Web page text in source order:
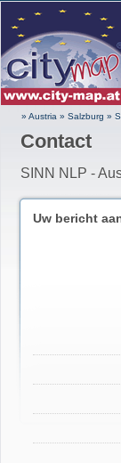
» Austria » Salzburg »
Contact
SINN NLP -
Uw bericht